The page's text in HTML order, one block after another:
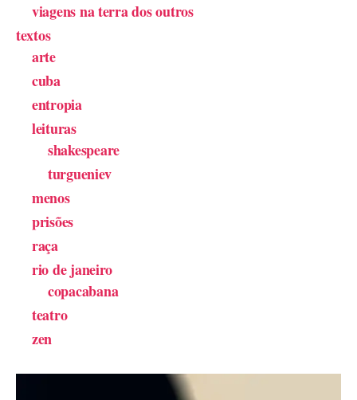
viagens na terra dos outros
textos
arte
cuba
entropia
leituras
shakespeare
turgueniev
menos
prisões
raça
rio de janeiro
copacabana
teatro
zen